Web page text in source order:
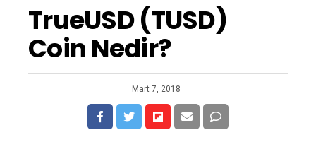
TrueUSD (TUSD)
Coin Nedir?
Mart 7, 2018